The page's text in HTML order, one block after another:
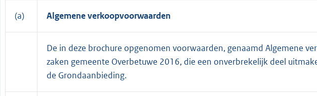
(a) Algemene verkoopvoorwaarden
De in deze brochure opgenomen voorwaarden, genaamd Algemene
zaken gemeente Overbetuwe 2016, die een onverbrekelijk deel
de Grondaanbieding.